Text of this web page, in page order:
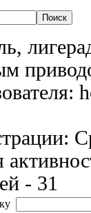
- 31